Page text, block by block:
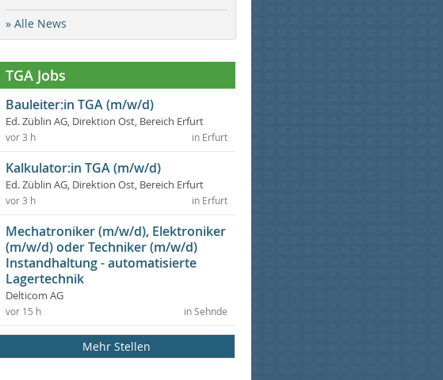
» Alle News
TGA Jobs
Bauleiter:in TGA (m/w/d)
Ed. Züblin AG, Direktion Ost, Bereich Erfurt
in Erfurt
vor 3 h
Kalkulator:in TGA (m/w/d)
Ed. Züblin AG, Direktion Ost, Bereich Erfurt
in Erfurt
vor 3 h
Mechatroniker (m/w/d), Elektroniker
(m/w/d) oder Techniker (m/w/d)
Instandhaltung - automatisierte
Lagertechnik
Delticom AG
in Sehnde
vor 15 h
Mehr Stellen